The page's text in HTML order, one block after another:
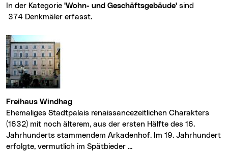
In der Kategorie 'Wohn- und Geschäftsgebäude' sind
374 Denkmäler erfasst.
Freihaus Windhag
Ehemaliges Stadtpalais renaissancezeitlichen Charakters
(1632) mit noch älterem, aus der ersten Hälfte des 16.
Jahrhunderts stammendem Arkadenhof. Im 19. Jahrhundert
erfolgte, vermutlich im Spätbieder ...